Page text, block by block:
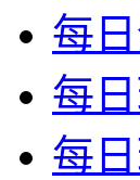
每
每
每